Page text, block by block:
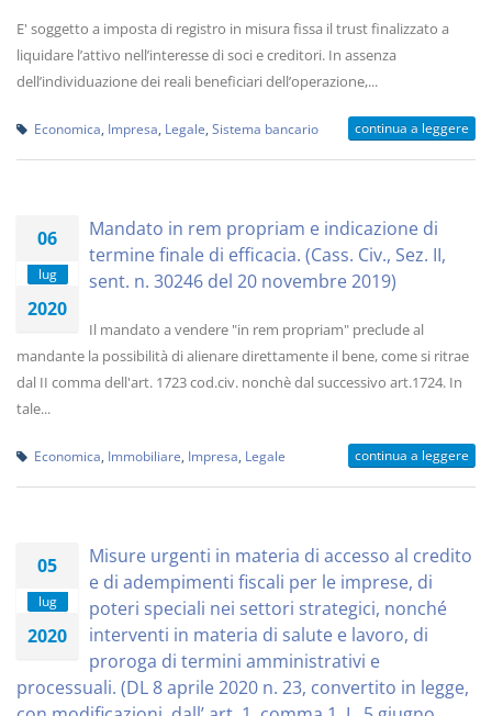
E' soggetto a imposta di registro in misura fissa il trust finalizzato a
liquidare l’attivo nell’interesse di soci e creditori. In assenza
dell’individuazione dei reali beneficiari dell’operazione,...
Economica Impresa Legale Sistema bancario continua a leggere
06
lug
2020
Mandato in rem propriam e indicazione di
termine finale di efficacia. (Cass. Civ., Sez. II,
sent. n. 30246 del 20 novembre 2019)
Il mandato a vendere "in rem propriam" preclude al
mandante la possibilità di alienare direttamente il bene, come si ritrae
dal II comma dell'art. 1723 cod.civ. nonchè dal successivo art.1724. In
tale...
Economica Immobiliare Impresa Legale continua a leggere
05
lug
2020
Misure urgenti in materia di accesso al credito
e di adempimenti fiscali per le imprese, di
poteri speciali nei settori strategici, nonché
interventi in materia di salute e lavoro, di
proroga di termini amministrativi e
processuali. (DL 8 aprile 2020 n. 23, convertito in legge,